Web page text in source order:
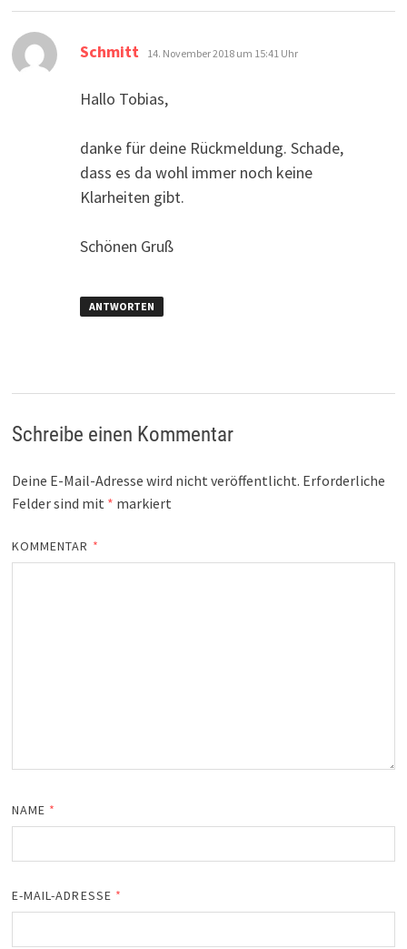
Schmitt sagt:
14. November 2018 um 15:41 Uhr
Hallo Tobias,
danke für deine Rückmeldung. Schade,
dass es da wohl immer noch keine
Klarheiten gibt.
Schönen Gruß
ANTWORTEN
Schreibe einen Kommentar
Deine E-Mail-Adresse wird nicht veröffentlicht. Erforderliche
Felder sind mit * markiert
KOMMENTAR *
NAME *
E-MAIL-ADRESSE *